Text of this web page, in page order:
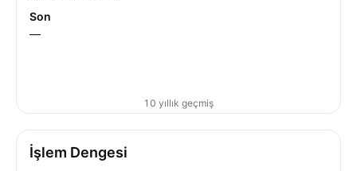
Son
—
10 yıllık geçmiş
İşlem Dengesi